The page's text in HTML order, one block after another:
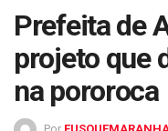
Prefeita de
projeto que
na pororoca